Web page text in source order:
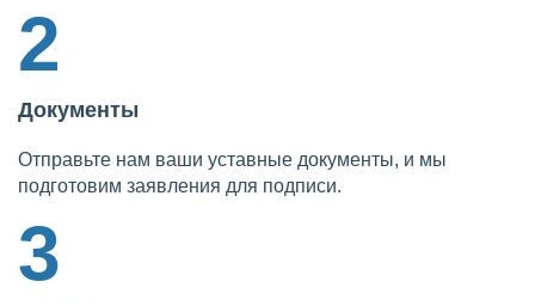
2
Документы
Отправьте нам ваши уставные документы, и мы
подготовим заявления для подписи.
3